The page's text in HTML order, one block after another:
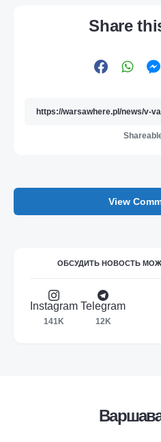
Share
View
ОБСУДИТЬ НОВОСТЬ
Instagram
141K
Telegram
12K